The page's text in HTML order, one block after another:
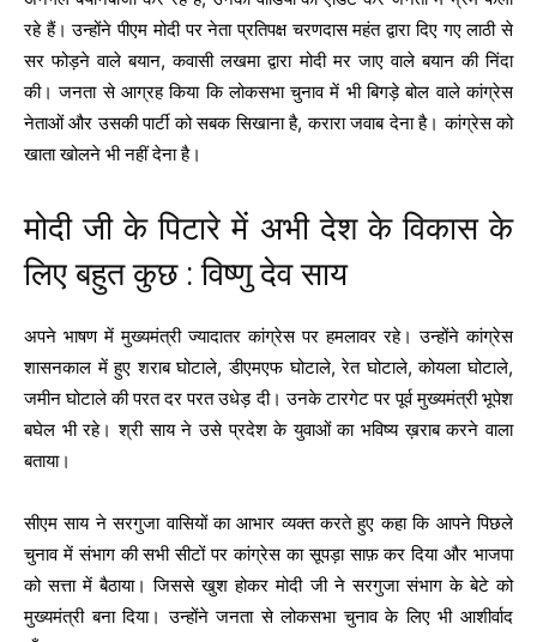
रहे हैं। उन्होंने पीएम मोदी पर नेता प्रतिपक्ष चरणदास महंत द्वारा दिए गए लाठी से
सर फोड़ने वाले बयान, कवासी लखमा द्वारा मोदी मर जाए वाले बयान की निंदा
की। जनता से आग्रह किया कि लोकसभा चुनाव में भी बिगड़े बोल वाले कांग्रेस
नेताओं और उसकी पार्टी को सबक सिखाना है, करारा जवाब देना है। कांग्रेस को
खाता खोलने भी नहीं देना है।
मोदी जी के पिटारे में अभी देश के विकास के
लिए बहुत कुछ : विष्णु देव साय
अपने भाषण में मुख्यमंत्री ज्यादातर कांग्रेस पर हमलावर रहे। उन्होंने कांग्रेस
शासनकाल में हुए शराब घोटाले, डीएमएफ घोटाले, रेत घोटाले, कोयला घोटाले,
जमीन घोटाले की परत दर परत उधेड़ दी। उनके टारगेट पर पूर्व मुख्यमंत्री भूपेश
बघेल भी रहे। श्री साय ने उसे प्रदेश के युवाओं का भविष्य ख़राब करने वाला
बताया।
सीएम साय ने सरगुजा वासियों का आभार व्यक्त करते हुए कहा कि आपने पिछले
चुनाव में संभाग की सभी सीटों पर कांग्रेस का सूपड़ा साफ़ कर दिया और भाजपा
को सत्ता में बैठाया। जिससे खुश होकर मोदी जी ने सरगुजा संभाग के बेटे को
मुख्यमंत्री बना दिया। उन्होंने जनता से लोकसभा चुनाव के लिए भी आशीर्वाद